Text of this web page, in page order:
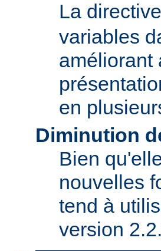
La directive
variables
améliorant
en
Diminution
Bien
nouvelles
tend à
version